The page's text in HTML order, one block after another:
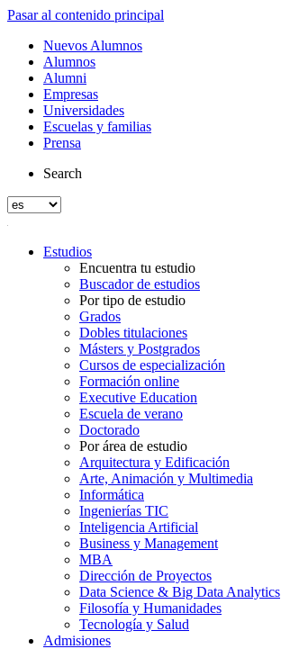
Pasar al contenido principal
Nuevos Alumnos
Alumnos
Alumni
Empresas
Universidades
Escuelas y familias
Prensa
Search
Estudios
Encuentra tu estudio
Buscador de estudios
Por tipo de estudio
Grados
Dobles titulaciones
Másters y Postgrados
Cursos de especialización
Formación online
Executive Education
Escuela de verano
Doctorado
Por área de estudio
Arquitectura y Edificación
Arte, Animación y Multimedia
Informática
Ingenierías TIC
Inteligencia Artificial
Business y Management
MBA
Dirección de Proyectos
Data Science & Big Data Analytics
Filosofía y Humanidades
Tecnología y Salud
Admisiones